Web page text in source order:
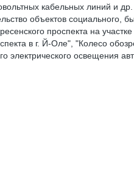
кабельных линий и
объектов социального,
проспекта на
в г. Й-Оле", "Колесо
освещения